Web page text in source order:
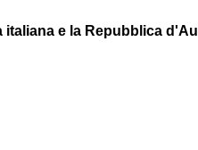
e la Repubblica